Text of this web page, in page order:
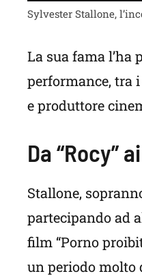
Sylvester Stallone,
La sua fama
performance, tra
e produttore
Da “Rocy”
Stallone,
partecipando ad
film “Porno
un periodo molto